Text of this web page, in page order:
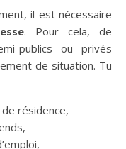
il est nécessaire
. Pour cela, de
publics ou privés
de situation. Tu
résidence,